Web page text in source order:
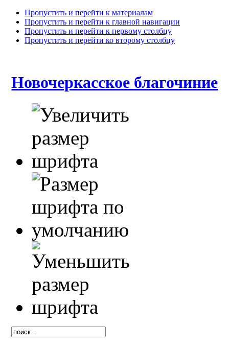
Пропустить и перейти к материалам
Пропустить и перейти к главной навигации
Пропустить и перейти к первому столбцу
Пропустить и перейти ко второму столбцу
Новочеркасское благочиние